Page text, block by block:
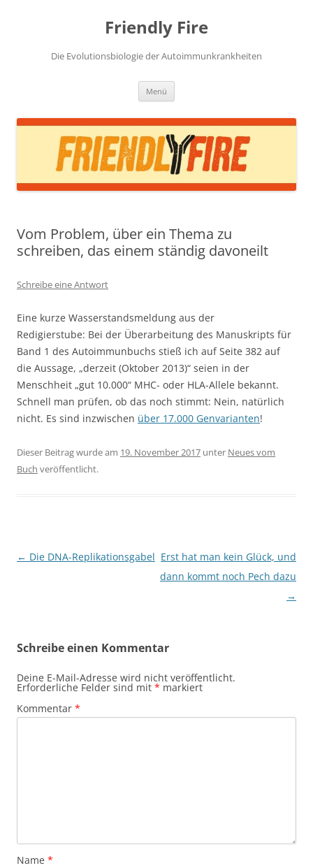
Friendly Fire
Die Evolutionsbiologie der Autoimmunkrankheiten
Menü
Vom Problem, über ein Thema zu
schreiben, das einem ständig davoneilt
Schreibe eine Antwort
Eine kurze Wasserstandsmeldung aus der
Redigierstube: Bei der Überarbeitung des Manuskripts für
Band 1 des Autoimmunbuchs stieß ich auf Seite 382 auf
die Aussage, „derzeit (Oktober 2013)“ seien in der
Menschheit „gut 10.000“ MHC- oder HLA-Allele bekannt.
Schnell man prüfen, ob das noch stimmt: Nein, natürlich
nicht. Es sind inzwischen über 17.000 Genvarianten!
Dieser Beitrag wurde am 19. November 2017 unter Neues vom
Buch veröffentlicht.
Beitragsnavigation
← Die DNA-Replikationsgabel Erst hat man kein Glück, und
dann kommt noch Pech dazu
→
Schreibe einen Kommentar
Deine E-Mail-Adresse wird nicht veröffentlicht.
Erforderliche Felder sind mit * markiert
Kommentar *
Name *